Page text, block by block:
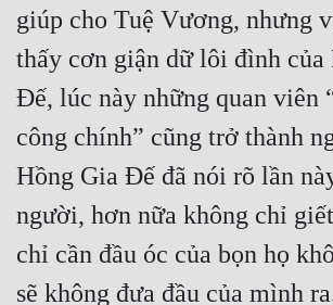
giúp cho Tuệ Vương, nhưng
thấy cơn giận dữ lôi đình của
Đế, lúc này những quan viên
công chính” cũng trở thành
Hồng Gia Đế đã nói rõ lần
người, hơn nữa không chỉ
chỉ cần đầu óc của bọn họ
sẽ không đưa đầu của mình